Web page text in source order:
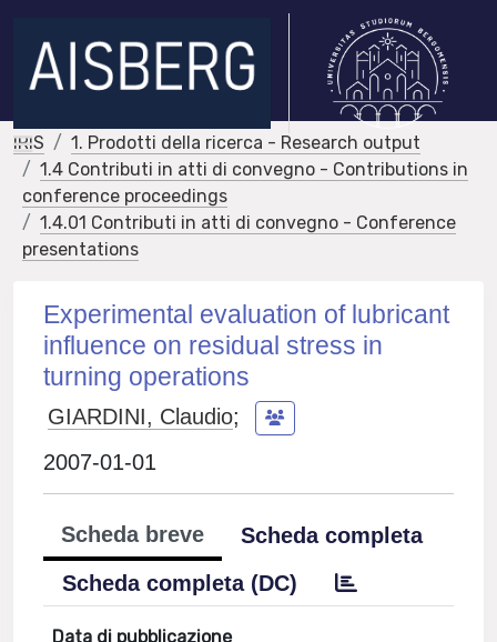
IRIS
1. Prodotti della ricerca - Research output
1.4 Contributi in atti di convegno - Contributions in
conference proceedings
1.4.01 Contributi in atti di convegno - Conference
presentations
Experimental evaluation of lubricant
influence on residual stress in
turning operations
GIARDINI, Claudio;
2007-01-01
Scheda breve
Scheda completa
Scheda completa (DC)
Data di pubblicazione